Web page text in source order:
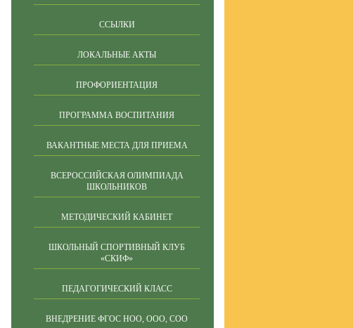
ССЫЛКИ
ЛОКАЛЬНЫЕ АКТЫ
ПРОФОРИЕНТАЦИЯ
ПРОГРАММА ВОСПИТАНИЯ
ВАКАНТНЫЕ МЕСТА ДЛЯ ПРИЕМА
ВСЕРОССИЙСКАЯ ОЛИМПИАДА
ШКОЛЬНИКОВ
МЕТОДИЧЕСКИЙ КАБИНЕТ
ШКОЛЬНЫЙ СПОРТИВНЫЙ КЛУБ
«СКИФ»
ПЕДАГОГИЧЕСКИЙ КЛАСС
ВНЕДРЕНИЕ ФГОС НОО, ООО, СОО